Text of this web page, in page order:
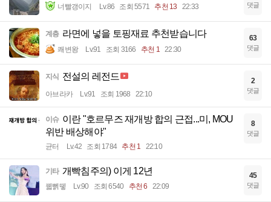
너빨갱이지 Lv.86 조회 5571 추천 13 22:33 댓글
계층 라면에 넣을 토핑재료 추천받습니다
쾌변왕 Lv.91 조회 3166 추천 1 22:30
63
댓글
지식 전설의 레전드
아브라카 Lv.91 조회 1968 22:10
2
댓글
이슈 이란 "호르무즈 재개방 합의 근접...미, MOU
위반 배상해야"
균터 Lv.42 조회 1784 추천 1 22:10
8
댓글
기타 개빡침주의) 이게 12년
꿻뻵뗗 Lv.90 조회 6540 추천 6 22:09
45
댓글